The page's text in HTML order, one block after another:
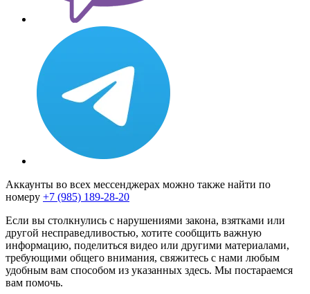
Аккаунты во всех мессенджерах можно также найти по
номеру +7 (985) 189-28-20
Если вы столкнулись с нарушениями закона, взятками или
другой несправедливостью, хотите сообщить важную
информацию, поделиться видео или другими материалами,
требующими общего внимания, свяжитесь с нами любым
удобным вам способом из указанных здесь. Мы постараемся
вам помочь.